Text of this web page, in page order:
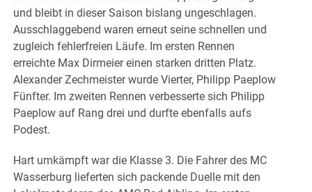
und bleibt in dieser Saison bislang ungeschlagen.
Ausschlaggebend waren erneut seine schnellen und
zugleich fehlerfreien Läufe. Im ersten Rennen
erreichte Max Dirmeier einen starken dritten Platz.
Alexander Zechmeister wurde Vierter, Philipp Paeplow
Fünfter. Im zweiten Rennen verbesserte sich Philipp
Paeplow auf Rang drei und durfte ebenfalls aufs
Podest.
Hart umkämpft war die Klasse 3. Die Fahrer des MC
Wasserburg lieferten sich packende Duelle mit den